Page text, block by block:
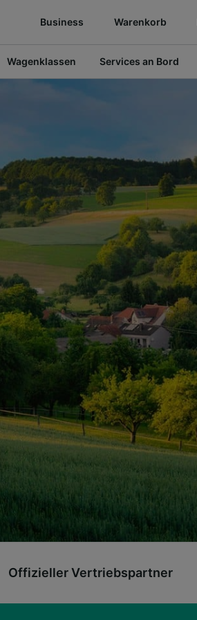
Business Warenkorb
Wagenklassen Services an Bord
Offizieller Vertriebspartner